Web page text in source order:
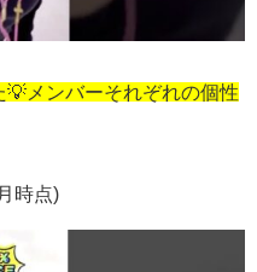
メンバーそれぞれの個性
時点)